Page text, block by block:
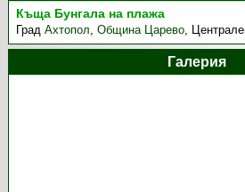
Къща Бунгала на плажа
ГрадАхтопол,Община Царево,
Галерия